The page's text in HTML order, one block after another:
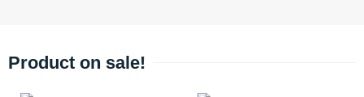
Product on sale!